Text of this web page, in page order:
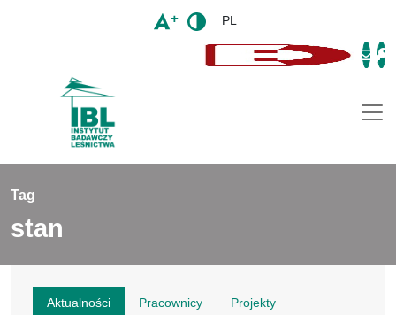
PL
Tag
stan
Aktualności Pracownicy Projekty